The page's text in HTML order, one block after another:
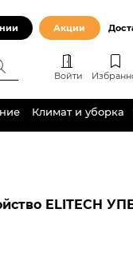
Акции
Войти
Климат и уборка
ELITECH